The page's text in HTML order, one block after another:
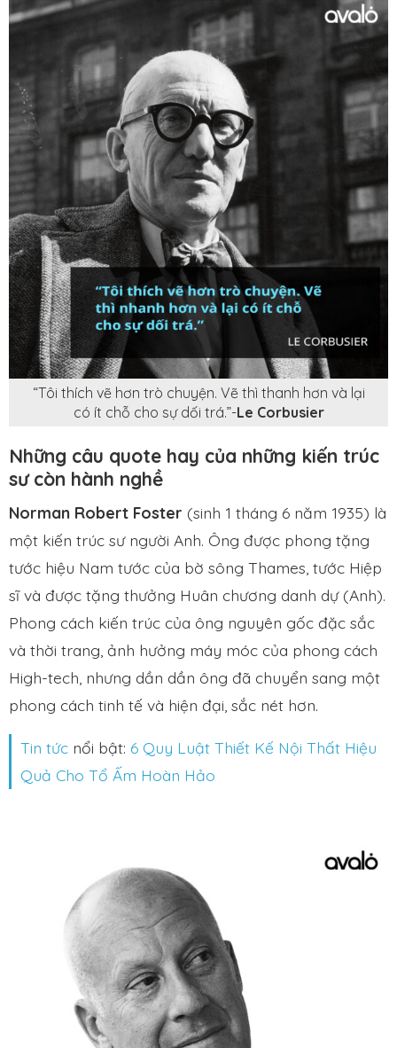
“Tôi thích vẽ hơn trò chuyện. Vẽ thì thanh hơn và lại
có ít chỗ cho sự dối trá.”-Le Corbusier
Những câu quote hay của những kiến trúc
sư còn hành nghề
Norman Robert Foster (sinh 1 tháng 6 năm 1935) là
một kiến trúc sư người Anh. Ông được phong tặng
tước hiệu Nam tước của bờ sông Thames, tước Hiệp
sĩ và được tặng thưởng Huân chương danh dự (Anh).
Phong cách kiến trúc của ông nguyên gốc đặc sắc
và thời trang, ảnh hưởng máy móc của phong cách
High-tech, nhưng dần dần ông đã chuyển sang một
phong cách tinh tế và hiện đại, sắc nét hơn.
Tin tức nổi bật: 6 Quy Luật Thiết Kế Nội Thất Hiệu
Quả Cho Tổ Ấm Hoàn Hảo